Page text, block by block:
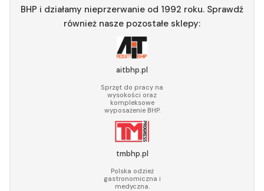
BHP i działamy nieprzerwanie od 1992 roku. Sprawdź
również nasze pozostałe sklepy:
aitbhp.pl
Sprzęt do pracy na
wysokości oraz
kompleksowe
wyposażenie BHP.
tmbhp.pl
Polska odzież
gastronomiczna i
medyczna.